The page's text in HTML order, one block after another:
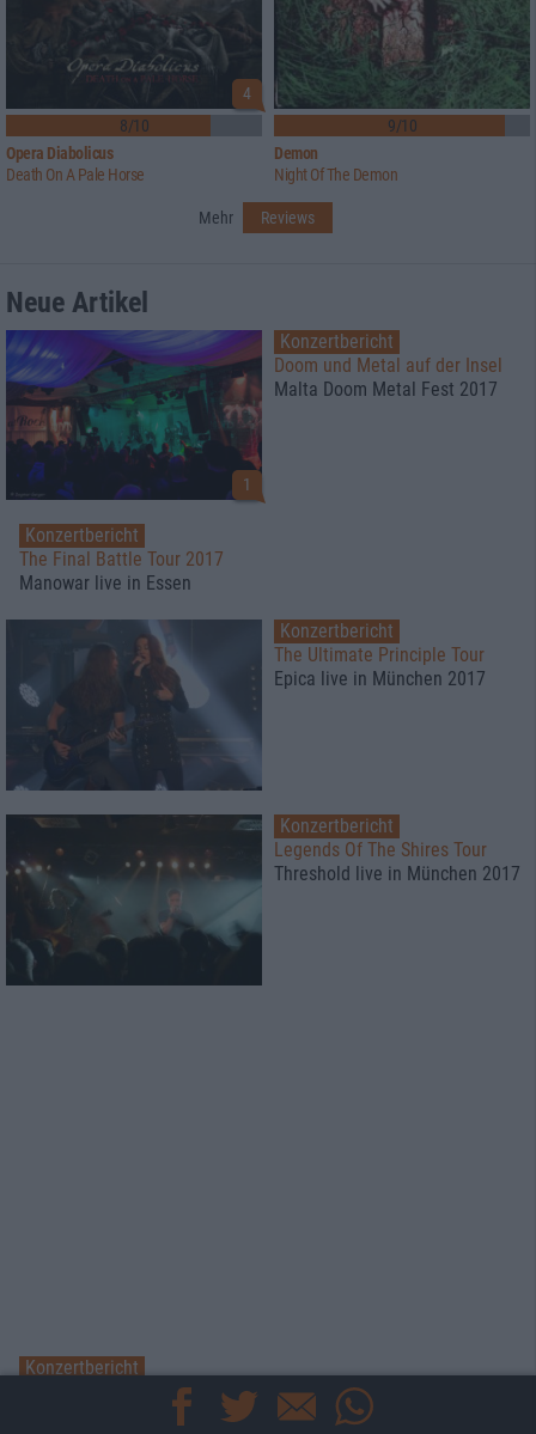
4
8/10
Opera Diabolicus
Death On A Pale Horse
9/10
Demon
Night Of The Demon
Mehr Reviews
Neue Artikel
1
Konzertbericht
Doom und Metal auf der Insel
Malta Doom Metal Fest 2017
Konzertbericht
The Final Battle Tour 2017
Manowar live in Essen
Konzertbericht
The Ultimate Principle Tour
Epica live in München 2017
Konzertbericht
Legends Of The Shires Tour
Threshold live in München 2017
Konzertbericht
live in Aschaffenburg 2017